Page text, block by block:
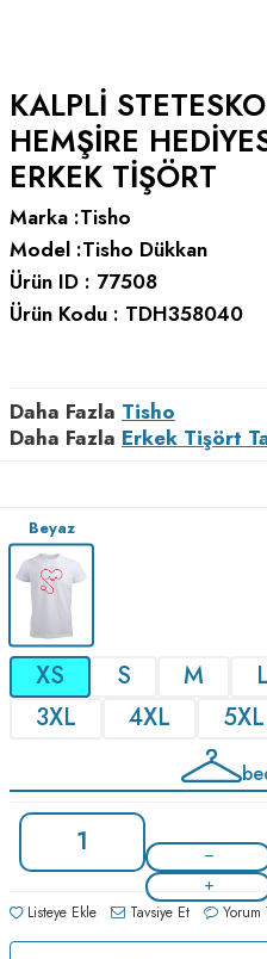
KALPLI
HEMŞIRE
ERKEK TIŞÖRT
Marka :Tisho
Model :Tisho Dükkan
Ürün ID : 77508
Ürün Kodu : TDH358040
Daha Fazla Tisho
Daha Fazla Erkek Tişört
Beyaz
XS S M L
3XL
4XL 5XL
Listeye Ekle Tavsiye Et Yorum